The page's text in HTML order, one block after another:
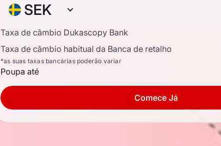
SEK
Taxa de câmbio Dukascopy Bank
Taxa de câmbio habitual da Banca de retalho
*as suas taxas bancárias poderão variar
Poupa até
Comece Já